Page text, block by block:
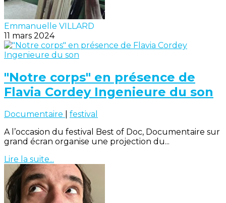
Emmanuelle VILLARD
11 mars 2024
"Notre corps" en présence de
Flavia Cordey Ingenieure du son
Documentaire
festival
A l’occasion du festival Best of Doc, Documentaire sur
grand écran organise une projection du...
Lire la suite...